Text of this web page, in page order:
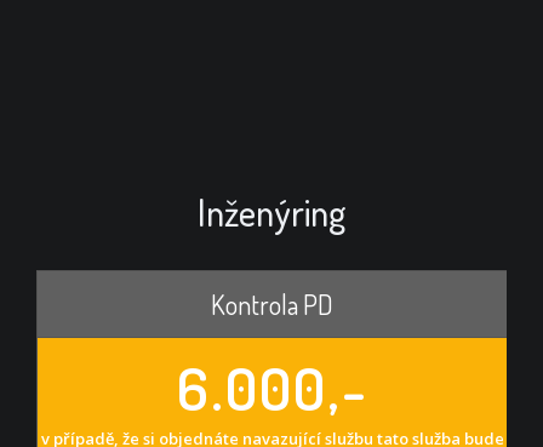
Inženýring
Kontrola PD
6.000,-
v případě, že si objednáte navazující službu tato služba bude